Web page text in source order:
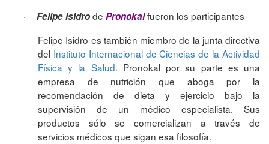
·
Felipe Isidrode Pronokalfueron los participantes
Felipe Isidro es también miembro de la junta directiva
del Instituto Internacional de Ciencias de la Actividad
Física y la Salud. Pronokal por su parte es una
empresa de nutrición que aboga por la
recomendación de dieta y ejercicio bajo la
supervisión de un médico especialista. Sus
productos sólo se comercializan a través de
servicios médicos que sigan esa filosofía.